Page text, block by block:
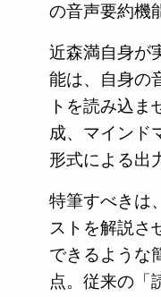
の音声要約機
近森満自身が
能は、自身の
トを読み込ま
成、マインド
形式による出
特筆すべきは
ストを解説さ
できるような
点。従来の「